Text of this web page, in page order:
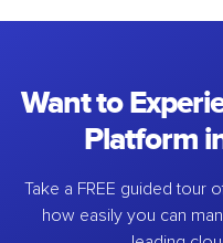
Want to
Platform
Take a FREE guided tour
how easily you can